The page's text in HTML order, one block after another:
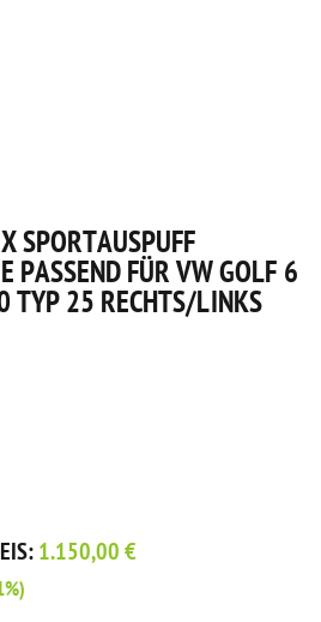
SPORTAUSPUFF
PASSEND FÜR VW GOLF 6
25 RECHTS/LINKS
1.150,00 €